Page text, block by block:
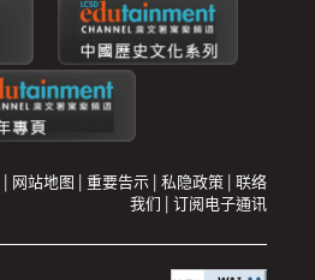
| 网站地图 | 重要告示 | 私隐政策 | 联络
我们 | 订阅电子通讯